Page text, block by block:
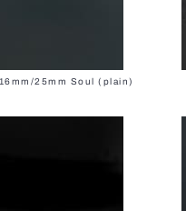
16mm/25mm Soul (plain)